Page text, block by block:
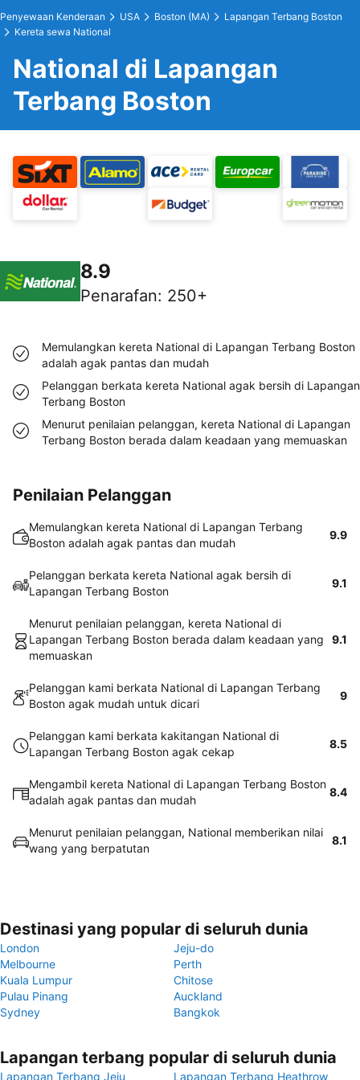
Penyewaan Kenderaan USA Boston (MA)
Lapangan Terbang Boston
Kereta sewa National
National di Lapangan
Terbang Boston
8.9
Penarafan: 250+
Memulangkan kereta National di Lapangan Terbang Boston
adalah agak pantas dan mudah
Pelanggan berkata kereta National agak bersih di Lapangan
Terbang Boston
Menurut penilaian pelanggan, kereta National di Lapangan
Terbang Boston berada dalam keadaan yang memuaskan
Penilaian Pelanggan
Memulangkan kereta National di Lapangan Terbang
Boston adalah agak pantas dan mudah
9.9
Pelanggan berkata kereta National agak bersih di
Lapangan Terbang Boston
9.1
Menurut penilaian pelanggan, kereta National di
Lapangan Terbang Boston berada dalam keadaan yang
memuaskan
9.1
Pelanggan kami berkata National di Lapangan Terbang
Boston agak mudah untuk dicari
9
Pelanggan kami berkata kakitangan National di
Lapangan Terbang Boston agak cekap
8.5
Mengambil kereta National di Lapangan Terbang Boston
adalah agak pantas dan mudah
8.4
Menurut penilaian pelanggan, National memberikan nilai
wang yang berpatutan
8.1
Destinasi yang popular di seluruh dunia
London
Jeju-do
Melbourne
Perth
Kuala Lumpur
Chitose
Pulau Pinang
Auckland
Sydney
Bangkok
Lapangan terbang popular di seluruh dunia
Lapangan Terbang Jeju Lapangan Terbang Heathrow